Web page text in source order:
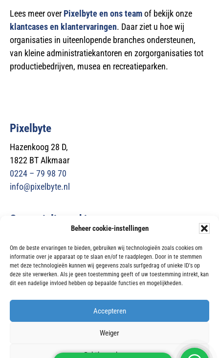
Beheer cookie-instellingen
Om de beste ervaringen te bieden, gebruiken wij technologieën zoals cookies om
informatie over je apparaat op te slaan en/of te raadplegen. Door in te stemmen
met deze technologieën kunnen wij gegevens zoals surfgedrag of unieke ID's op
deze site verwerken. Als je geen toestemming geeft of uw toestemming intrekt, kan
dit een nadelige invloed hebben op bepaalde functies en mogelijkheden.
Accepteren
Weiger
Bekijk voorkeuren
Lees meer over Pixelbyte en ons teamof bekijk onze
klantcases en klantervaringen. Daar ziet u hoe wij
organisaties in uiteenlopende branches ondersteunen,
van kleine administratiekantoren en zorgorganisaties tot
productiebedrijven, musea en recreatieparken.
Pixelbyte
Hazenkoog 28 D,
1822 BT Alkmaar
0224 – 79 98 70
info@pixelbyte.nl
Gespecialiseerd in
Netwerk- en systeembeheer
Beveiliging & back-up
ICT-ondersteuning
Copyright 2026 Pixelbyte
Realisatie door David Web & Media
Op al onze diensten en leveringen zijn deNLdigital voorwaardenvan